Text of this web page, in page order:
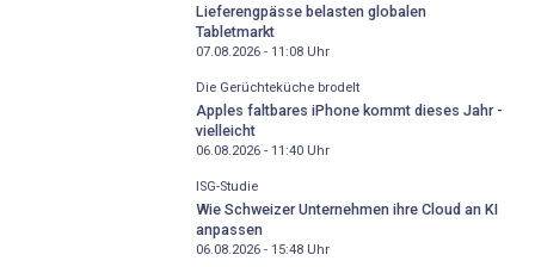
Lieferengpässe belasten globalen
Tabletmarkt
07.08.2026 - 11:08Uhr
Die Gerüchteküche brodelt
Apples faltbares iPhone kommt dieses Jahr -
vielleicht
06.08.2026 - 11:40Uhr
ISG-Studie
Wie Schweizer Unternehmen ihre Cloud an KI
anpassen
06.08.2026 - 15:48Uhr